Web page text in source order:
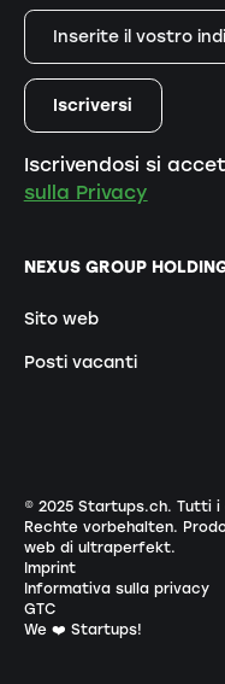
NEXUS GROUP
Sito web
Posti vacanti
Iscrivendosi si
sulla Privacy
© 2025 Startups.ch. Tutti
Rechte vorbehalten.
web di ultraperfekt.
Imprint
Informativa sulla privacy
GTC
We ❤️ Startups!